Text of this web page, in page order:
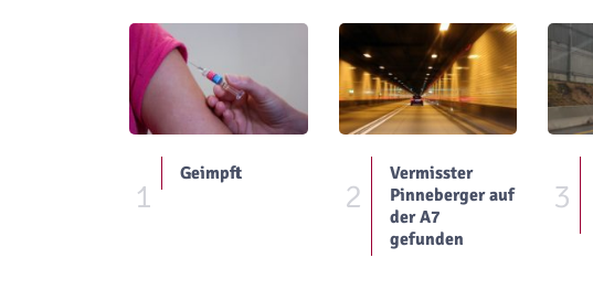
1
Geimpft
2
Vermisster
Pinneberger auf
der A7
gefunden
3